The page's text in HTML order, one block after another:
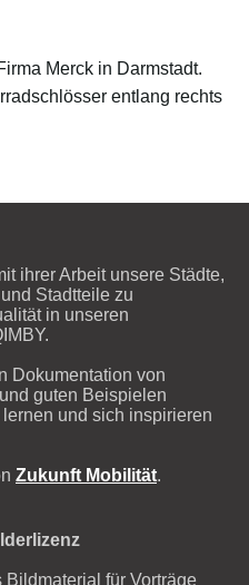
Merck in Darmstadt.
entlang rechts
ihrer Arbeit unsere Städte,
Stadtteile zu
in unseren
Dokumentation von
guten Beispielen
und sich inspirieren
Zukunft Mobilität.
für Vorträge